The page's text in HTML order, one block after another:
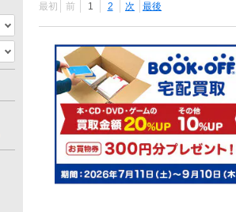
最初 前 1 2 次 最後